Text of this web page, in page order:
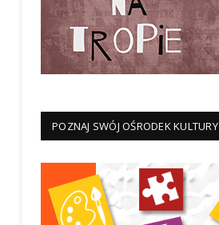
POZNAJ SWÓJ OŚRODEK KULTURY